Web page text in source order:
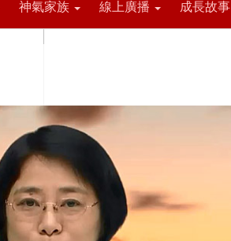
神氣家族 線上廣播 成長故事